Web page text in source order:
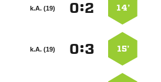
14’
:
k.A. (19)
15’
:
k.A. (19)